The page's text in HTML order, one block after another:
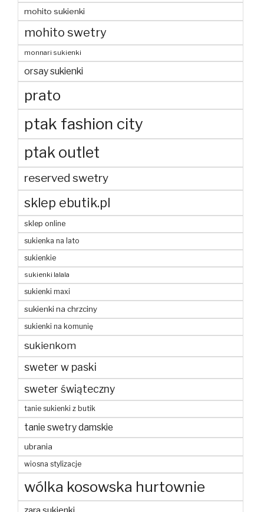
mohito sukienki
mohito swetry
monnari sukienki
orsay sukienki
prato
ptak fashion city
ptak outlet
reserved swetry
sklep ebutik.pl
sklep online
sukienka na lato
sukienkie
sukienki lalala
sukienki maxi
sukienki na chrzciny
sukienki na komunię
sukienkom
sweter w paski
sweter świąteczny
tanie sukienki z butik
tanie swetry damskie
ubrania
wiosna stylizacje
wólka kosowska hurtownie